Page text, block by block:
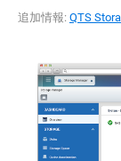
追加情報: QTS